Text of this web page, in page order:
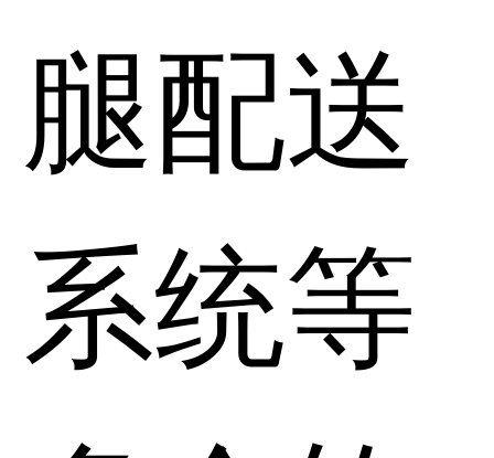
腿配送
系统等